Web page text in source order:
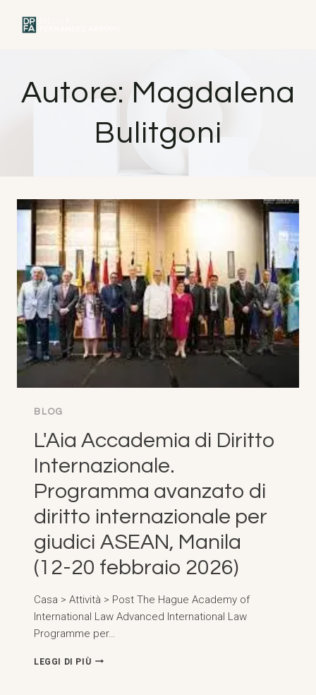
Autore: Magdalena
Bulitgoni
BLOG
L'Aia Accademia di Diritto
Internazionale.
Programma avanzato di
diritto internazionale per
giudici ASEAN, Manila
(12-20 febbraio 2026)
Casa > Attività > Post The Hague Academy of
International Law Advanced International Law
Programme per…
LEGGI DI PIÙL'AIA